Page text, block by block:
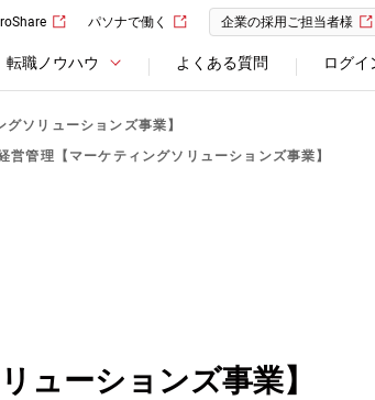
パソナで働く 企業の採用ご担当者様
転職ノウハウ よくある質問 ログイ
ソリューションズ事業】
営管理【マーケティングソリューションズ事業】
ューションズ事業】